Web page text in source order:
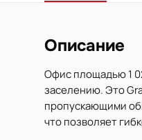
Описание
Офис площадью 1
заселению. Это
пропускающими
что позволяет